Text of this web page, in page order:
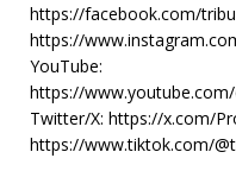
https://facebook.com/
https://
YouTube:
https://www.youtube.com/
Twitter/X: https://x.com/
https://www.tiktok.com/